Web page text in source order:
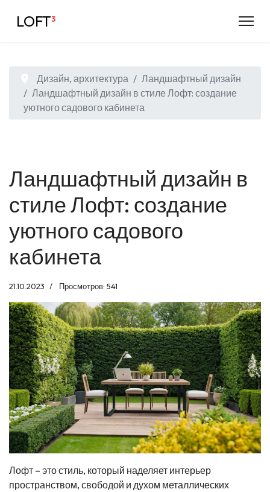
LOFT³
Дизайн, архитектура
Ландшафтный дизайн
Ландшафтный дизайн в стиле Лофт: создание
уютного садового кабинета
Ландшафтный дизайн в
стиле Лофт: создание
уютного садового
кабинета
21.10.2023 Просмотров: 541
Лофт – это стиль, который наделяет интерьер
пространством, свободой и духом металлических